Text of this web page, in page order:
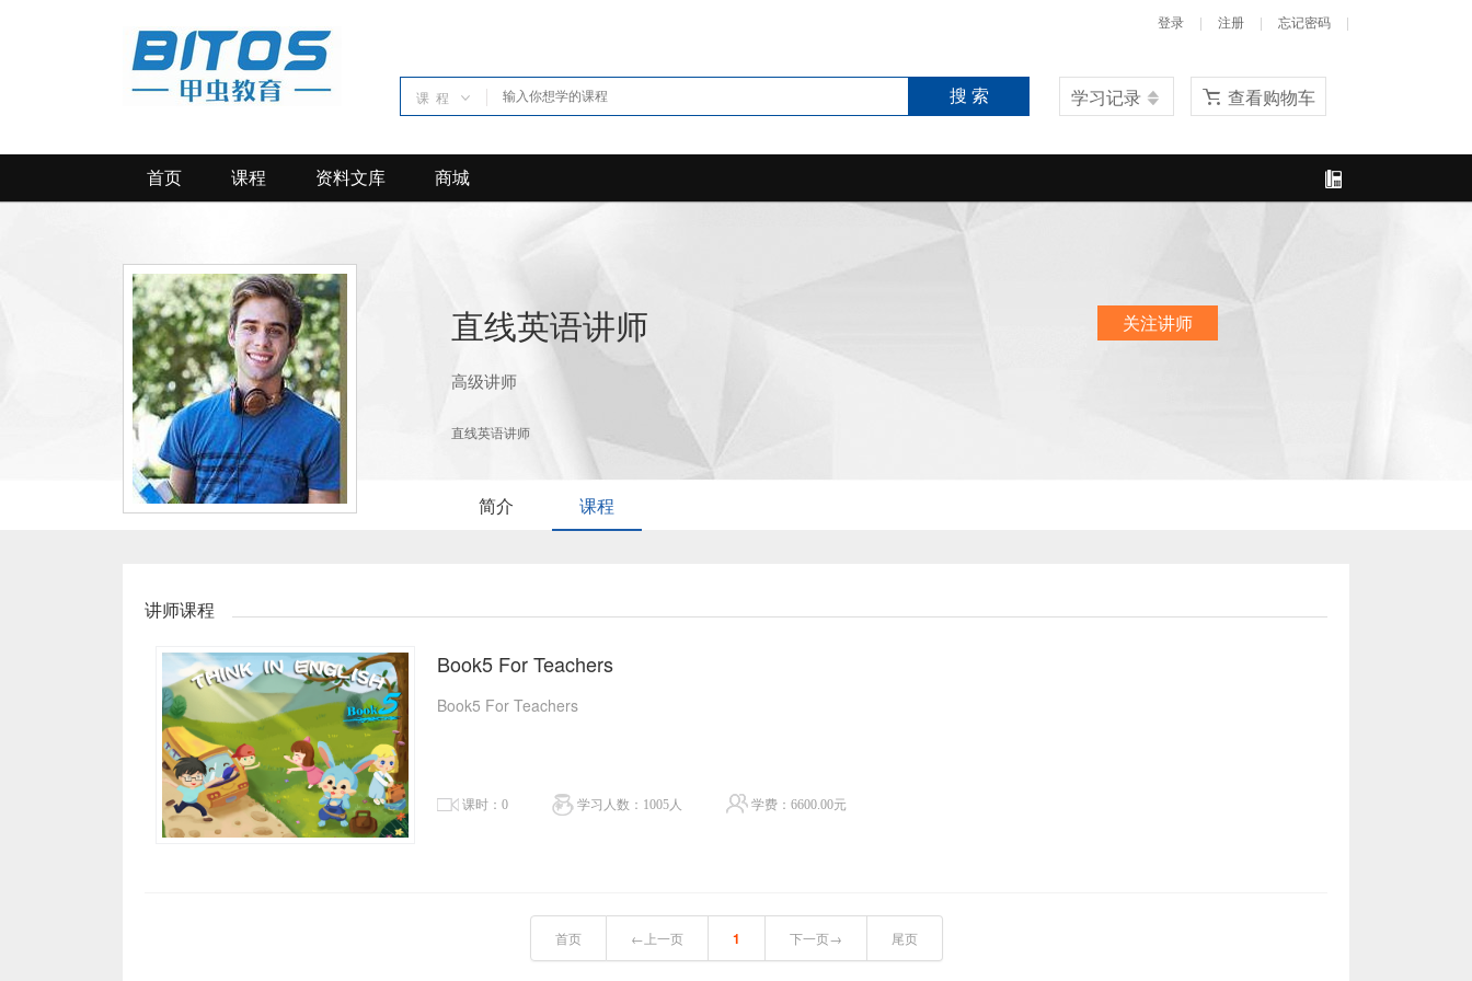
登录 | 注册 | 忘记密码 |
课 程 搜 索 学习记录 查看购物车
首页 课程 资料文库 商城
直线英语讲师
高级讲师
直线英语讲师
关注讲师
简介 课程
讲师课程
Book5 For Teachers
Book5 For Teachers
课时：0 学习人数：1005人 学费：6600.00元
首页 ←上一页 1 下一页→ 尾页